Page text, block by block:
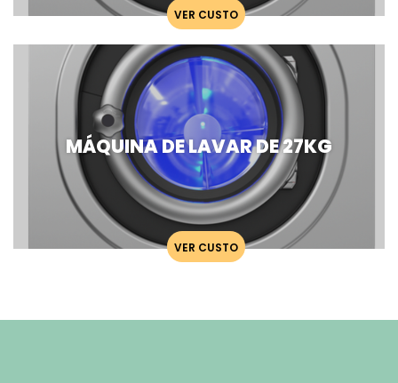
VER CUSTO
MÁQUINA DE LAVAR DE 27KG
VER CUSTO